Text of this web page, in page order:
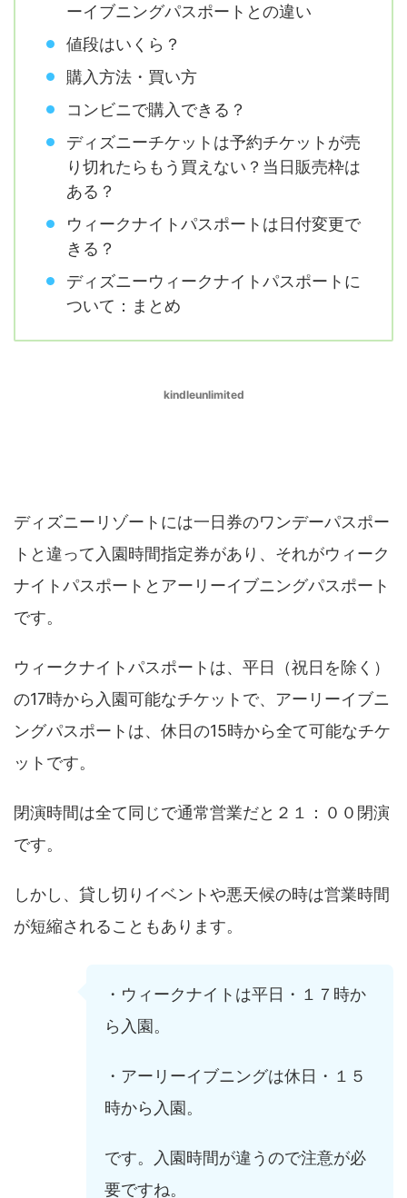
ーイブニングパスポートとの違い
値段はいくら？
購入方法・買い方
コンビニで購入できる？
ディズニーチケットは予約チケットが売
り切れたらもう買えない？当日販売枠は
ある？
ウィークナイトパスポートは日付変更で
きる？
ディズニーウィークナイトパスポートに
ついて：まとめ
kindleunlimited
ディズニーリゾートには一日券のワンデーパスポー
トと違って入園時間指定券があり、それがウィーク
ナイトパスポートとアーリーイブニングパスポート
です。
ウィークナイトパスポートは、平日（祝日を除く）
の17時から入園可能なチケットで、アーリーイブニ
ングパスポートは、休日の15時から全て可能なチケ
ットです。​
閉演時間は全て同じで通常営業だと２１：００閉演
です。
しかし、貸し切りイベントや悪天候の時は営業時間
が短縮されることもあります。
・ウィークナイトは平日・１７時か
ら入園。
・アーリーイブニングは休日・１５
時から入園。
です。入園時間が違うので注意が必
要ですね。